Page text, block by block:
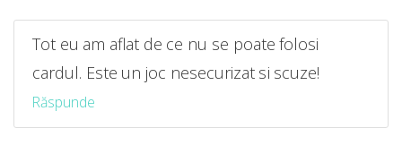
Tot eu am aflat de ce nu se poate folosi
cardul. Este un joc nesecurizat si scuze!
Răspunde